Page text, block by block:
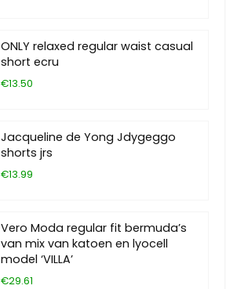
ONLY relaxed regular waist casual
short ecru
€13.50
Jacqueline de Yong Jdygeggo
shorts jrs
€13.99
Vero Moda regular fit bermuda’s
van mix van katoen en lyocell
model ‘VILLA’
€29.61